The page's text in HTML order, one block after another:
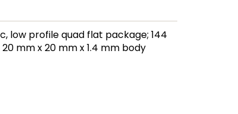
low profile quad flat package; 144
mm x 20 mm x 1.4 mm body